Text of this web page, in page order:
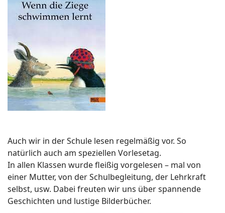
Auch wir in der Schule lesen regelmäßig vor. So
natürlich auch am speziellen Vorlesetag.
In allen Klassen wurde fleißig vorgelesen – mal von
einer Mutter, von der Schulbegleitung, der Lehrkraft
selbst, usw. Dabei freuten wir uns über spannende
Geschichten und lustige Bilderbücher.